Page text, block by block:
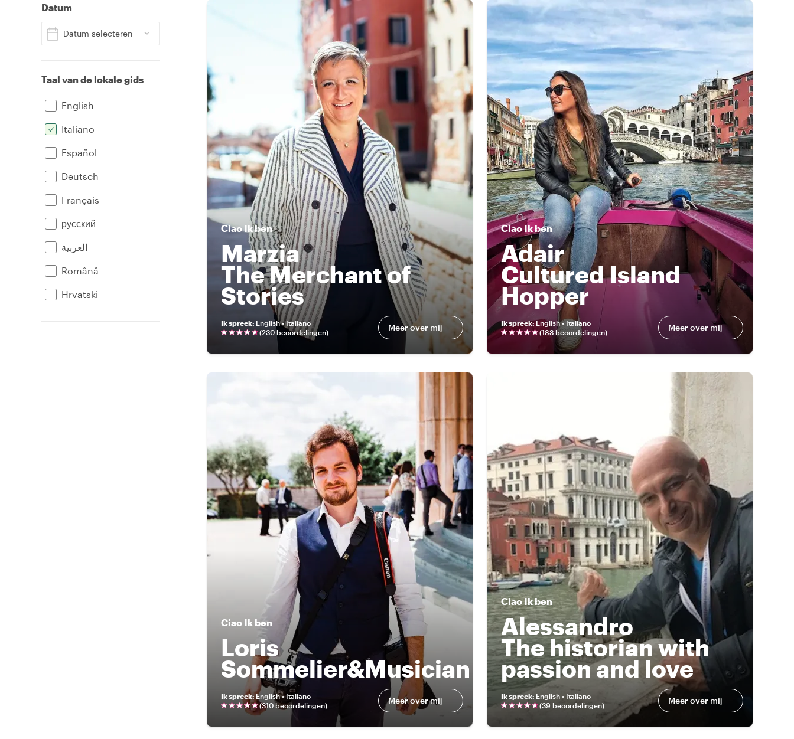
Datum
Datum selecteren
Taal van de lokale gids
English
Italiano
Español
Deutsch
Français
русский
العربية
Română
Hrvatski
CiaoIk ben
Marzia
The Merchant of
Stories
Ik spreek: English • Italiano
(230 beoordelingen) Meer over mij
CiaoIk ben
Adair
Cultured Island
Hopper
Ik spreek:English • Italiano
(183 beoordelingen) Meer over mij
Ciao Ik ben
Loris
Sommelier&Musician
Ik spreek: English • Italiano
(310 beoordelingen) Meer over mij
CiaoIk ben
Alessandro
The historian with
passion and love
Ik spreek: English • Italiano
(39 beoordelingen) Meer over mij